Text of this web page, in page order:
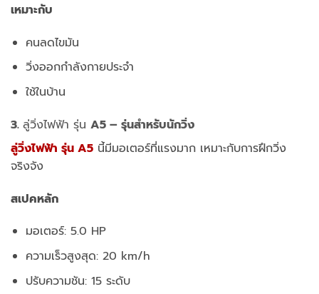
เหมาะกับ
คนลดไขมัน
วิ่งออกกำลังกายประจำ
ใช้ในบ้าน
3. ลู่วิ่งไฟฟ้า รุ่น A5 – รุ่นสำหรับนักวิ่ง
ลู่วิ่งไฟฟ้า รุ่น A5 นี้มีมอเตอร์ที่แรงมาก เหมาะกับการฝึกวิ่ง
จริงจัง
สเปคหลัก
มอเตอร์: 5.0 HP
ความเร็วสูงสุด: 20 km/h
ปรับความชัน: 15 ระดับ